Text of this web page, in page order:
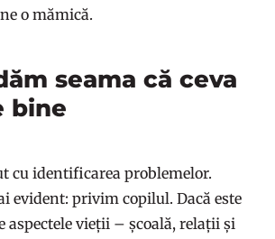
o mămică.
seama că ceva
bine
cu identificarea problemelor.
evident: privim copilul. Dacă este
aspectele vieții – școală, relații și